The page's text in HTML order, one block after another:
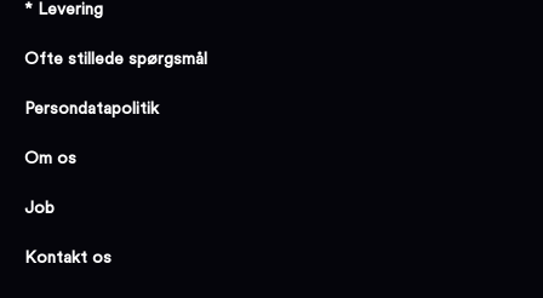
* Levering
Ofte stillede spørgsmål
Persondatapolitik
Om os
Job
Kontakt os